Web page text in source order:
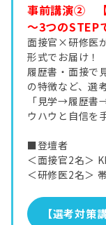
事前講演② 【
～3つのSTEP
面接官×研修医
形式でお届け！
履歴書・面接で
の特徴など、選
「見学→履歴書
ウハウと自信を
■登壇者
＜面接官2名＞
＜研修医2名＞
【選考対策